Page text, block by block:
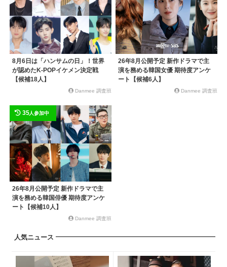
8月6日は「ハンサムの日」！世界
が認めたK-POPイケメン決定戦
【候補18人】
Danmee 調査班
26年8月公開予定 新作ドラマで主
演を務める韓国女優 期待度アンケ
ート【候補6人】
Danmee 調査班
35人参加中
26年8月公開予定 新作ドラマで主
演を務める韓国俳優 期待度アンケ
ート【候補10人】
Danmee 調査班
人気ニュース